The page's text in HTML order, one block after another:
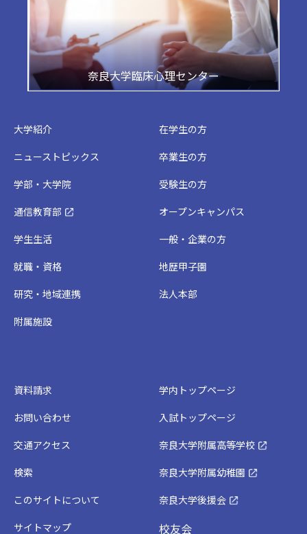
奈良大学臨床心理センター
大学紹介
ニューストピックス
学部・大学院
通信教育部
学生生活
就職・資格
研究・地域連携
附属施設
在学生の方
卒業生の方
受験生の方
オープンキャンパス
一般・企業の方
地歴甲子園
法人本部
資料請求
お問い合わせ
交通アクセス
検索
このサイトについて
サイトマップ
学内トップページ
入試トップページ
奈良大学附属高等学校
奈良大学附属幼稚園
奈良大学後援会
校友会